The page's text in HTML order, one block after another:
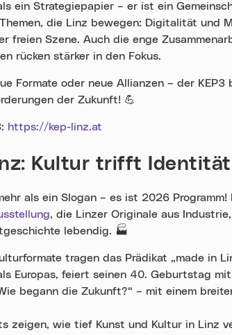
ein Strategiepapier – er ist ein
die Linz bewegen: Digitalität und
freien Szene. Auch die enge
rücken stärker in den Fokus.
Formate oder neue Allianzen – der
der Zukunft! 💪
https://kep-linz.at
Kultur trifft Identität
als ein Slogan – es ist 2026
, die Linzer Originale aus
lebendig. 🏭
tragen das Prädikat „made in
Europas, feiert seinen 40. Geburtstag
begann die Zukunft?“ – mit einem
zeigen, wie tief Kunst und Kultur in Linz